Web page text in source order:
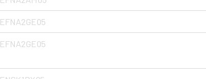
EFNA2GE05
EFNA2GE05